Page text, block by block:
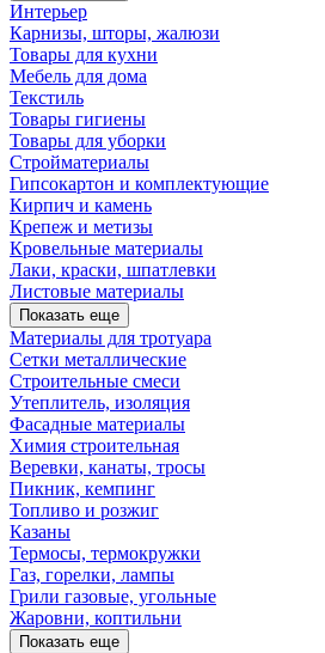
Интерьер
Карнизы, шторы, жалюзи
Товары для кухни
Мебель для дома
Текстиль
Товары гигиены
Товары для уборки
Стройматериалы
Гипсокартон и комплектующие
Кирпич и камень
Крепеж и метизы
Кровельные материалы
Лаки, краски, шпатлевки
Листовые материалы
Показать еще
Материалы для тротуара
Сетки металлические
Строительные смеси
Утеплитель, изоляция
Фасадные материалы
Химия строительная
Веревки, канаты, тросы
Пикник, кемпинг
Топливо и розжиг
Казаны
Термосы, термокружки
Газ, горелки, лампы
Грили газовые, угольные
Жаровни, коптильни
Показать еще